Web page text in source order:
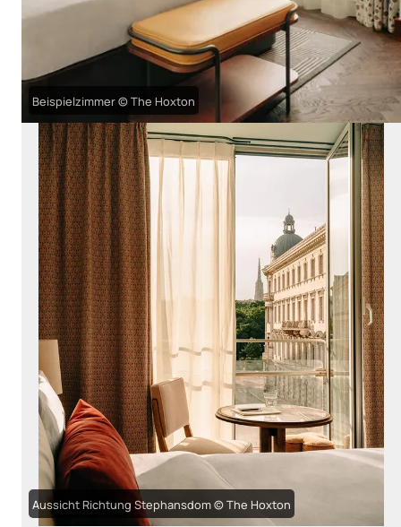
Beispielzimmer © The Hoxton
Aussicht Richtung Stephansdom © The Hoxton